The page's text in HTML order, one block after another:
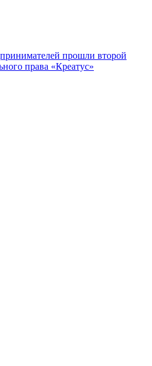
прошли второй
права «Креатус»